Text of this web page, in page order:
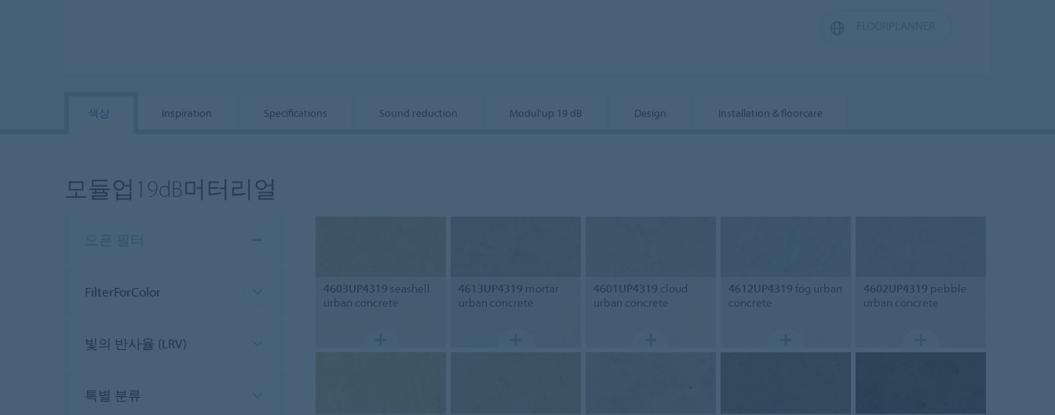
색상 Inspiration Specifications Sound reduction Modul'up 19 dB Design Installation & floorcare
모듈업19dB머터리얼
FilterForColor
빛의 반사율 (LRV)
특별 분류
4603UP4319 seashell
urban concrete
4613UP4319 mortar
urban concrete
4601UP4319 cloud
urban concrete
4612UP4319 fog urban
concrete
4602UP4319 pebble
urban concrete